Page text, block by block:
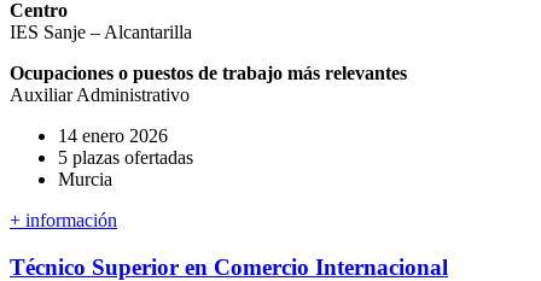
Centro
IES Sanje – Alcantarilla
Ocupaciones o puestos de trabajo más relevantes
Auxiliar Administrativo
14 enero 2026
5 plazas ofertadas
Murcia
+ información
Técnico Superior en Comercio Internacional